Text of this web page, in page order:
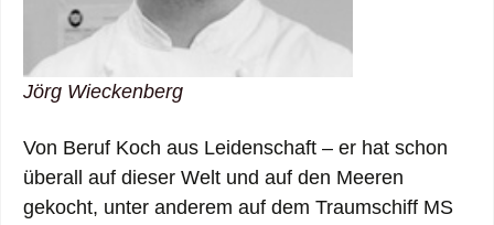
Jörg Wieckenberg
Von Beruf Koch aus Leidenschaft – er hat schon
überall auf dieser Welt und auf den Meeren
gekocht, unter anderem auf dem Traumschiff MS